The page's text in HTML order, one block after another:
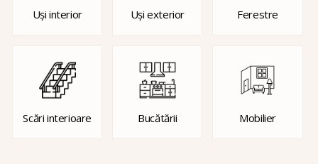
Uși interior Uși exterior Ferestre
Scări interioare Bucătării Mobilier